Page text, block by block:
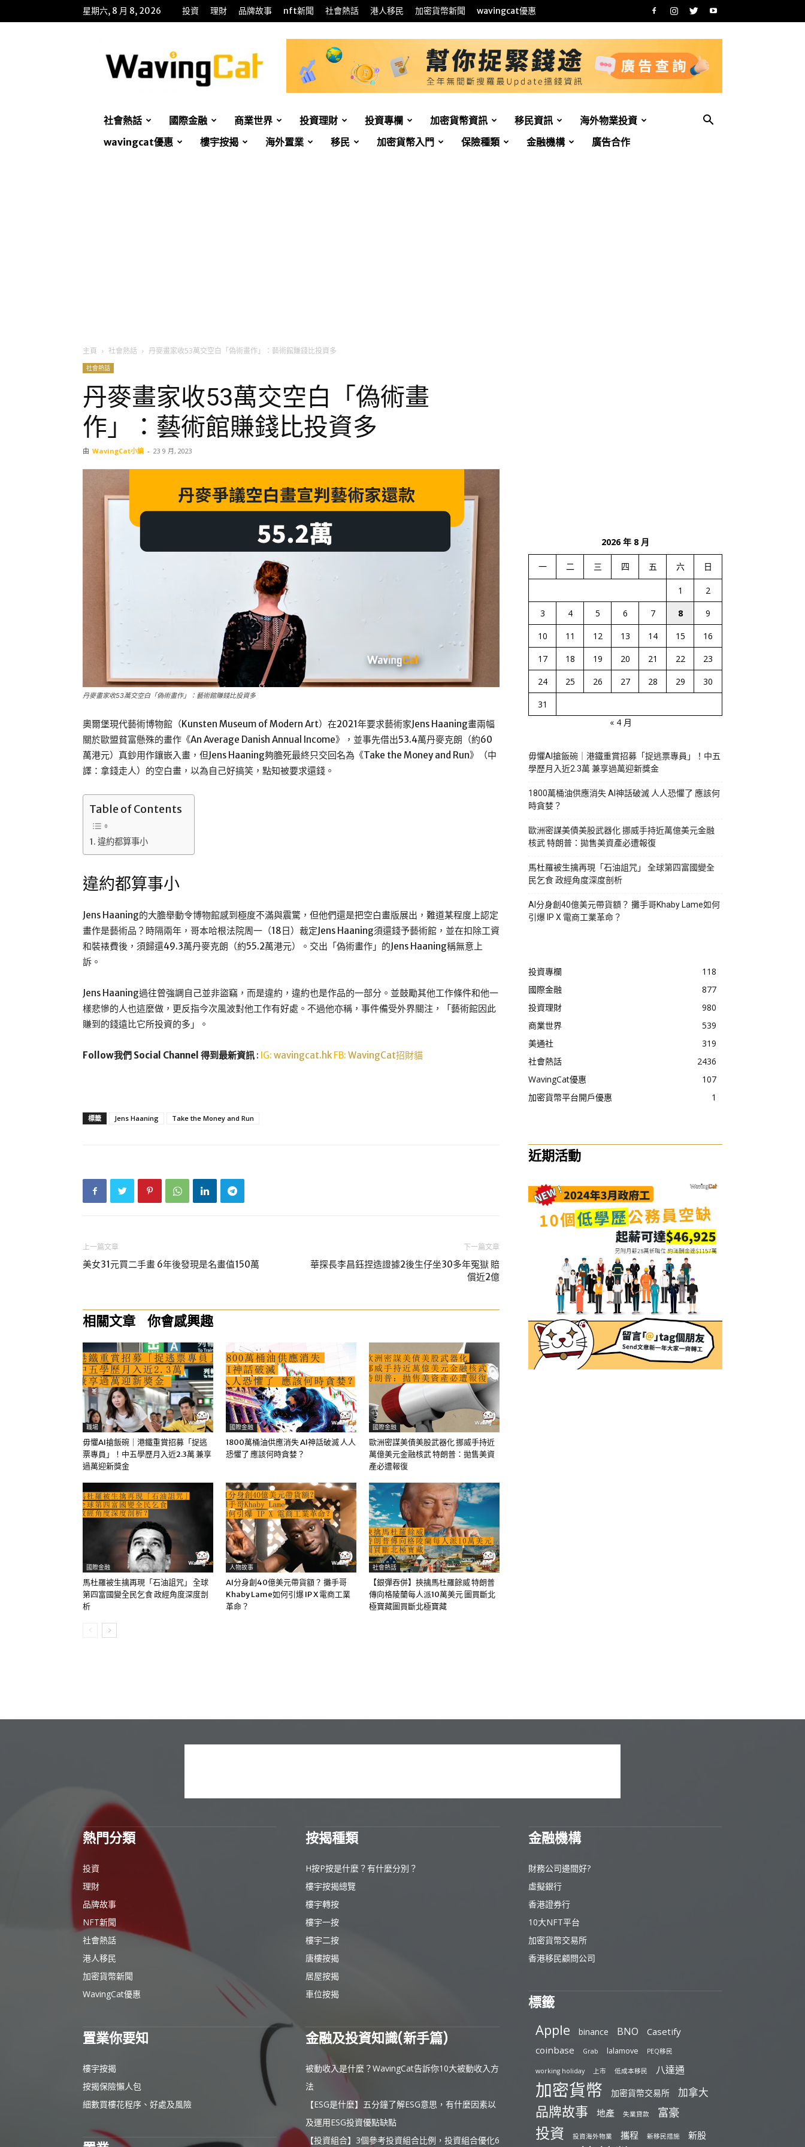
星期六, 8 月 8, 2026 投資 理財 品牌故事 nft新聞 社會熱話 港人移民 加密貨幣新聞 wavingcat優惠
招
財
貓
社會熱話 國際金融 商業世界 投資理財 投資專欄 加密貨幣資訊 移民資訊
海外物業投資
wavingcat優惠
樓宇按揭 海外置業 移民 加密貨幣入門 保險種類 金融機構 廣告合作
主頁 社會熱話 丹麥畫家收53萬交空白「偽術畫作」：藝術館賺錢比投資多
社會熱話
丹麥畫家收53萬交空白「偽術畫
作」：藝術館賺錢比投資多
由 WavingCat小編 - 23 9 月, 2023
丹麥畫家收53萬交空白「偽術畫作」：藝術館賺錢比投資多
奧爾堡現代藝術博物館（Kunsten Museum of Modern Art）在2021年要求藝術家Jens Haaning畫兩幅
關於歐盟貧富懸殊的畫作《An Average Danish Annual Income》，並事先借出53.4萬丹麥克朗（約60
萬港元）真鈔用作鑲嵌入畫，但Jens Haaning夠膽死最終只交回名為《Take the Money and Run》（中
譯：拿錢走人）的空白畫，以為自己好搞笑，點知被要求還錢。
Table of Contents
違約都算事小
違約都算事小
Jens Haaning的大膽舉動令博物館感到極度不滿與震驚，但他們還是把空白畫版展出，難道某程度上認定
畫作是藝術品？時隔兩年，哥本哈根法院周一（18日）裁定Jens Haaning須還錢予藝術館，並在扣除工資
和裝裱費後，須歸還49.3萬丹麥克朗（約55.2萬港元）。交出「偽術畫作」的Jens Haaning稱無意上
訴。
Jens Haaning過往曾強調自己並非盜竊，而是違約，違約也是作品的一部分。並鼓勵其他工作條件和他一
樣悲慘的人也這麼做，更反指今次風波對他工作有好處。不過他亦稱，事件備受外界關注，「藝術館因此
賺到的錢遠比它所投資的多」。
Follow我們 Social Channel 得到最新資訊 : IG: wavingcat.hkFB: WavingCat招財貓
標籤 Jens Haaning Take the Money and Run
上一篇文章
美女31元買二手畫 6年後發現是名畫值150萬
下一篇文章
華探長李昌鈺捏造證據2後生仔坐30多年冤獄 賠
償近2億
相關文章 你會感興趣
職場
毋懼AI搶飯碗｜港鐵重賞招募「捉逃
票專員」！中五學歷月入近2.3萬 兼享
過萬迎新獎金
國際金融
1800萬桶油供應消失 AI神話破滅 人人
恐懼了 應該何時貪婪？
國際金融
歐洲密謀美債美股武器化 挪威手持近
萬億美元金融核武 特朗普：拋售美資
產必遭報復
國際金融
馬杜羅被生擒再現「石油詛咒」 全球
第四富國變全民乞食 政經角度深度剖
析
人物故事
AI分身創40億美元帶貨額？ 攤手哥
Khaby Lame如何引爆 IP X 電商工業
革命？
社會熱話
【銀彈吞併】挾擒馬杜羅餘威 特朗普
傳向格陵蘭每人派10萬美元 圖買斷北
極寶藏圖買斷北極寶藏
2026 年 8 月
一 二 三 四 五 六 日
1
2
3
4 5 6 7 8
9
10
11 12 13 14 15
16
17
18 19 20 21 22
23
24
25 26 27 28 29
30
31
« 4 月
毋懼AI搶飯碗｜港鐵重賞招募「捉逃票專員」！中五
學歷月入近2.3萬 兼享過萬迎新獎金
1800萬桶油供應消失 AI神話破滅 人人恐懼了 應該何
時貪婪？
歐洲密謀美債美股武器化 挪威手持近萬億美元金融
核武 特朗普：拋售美資產必遭報復
馬杜羅被生擒再現「石油詛咒」 全球第四富國變全
民乞食 政經角度深度剖析
AI分身創40億美元帶貨額？ 攤手哥Khaby Lame如何
引爆 IP X 電商工業革命？
投資專欄
118
國際金融
877
投資理財
980
商業世界
539
美通社
319
社會熱話
2436
WavingCat優惠
107
加密貨幣平台開戶優惠
1
近期活動
熱門分類
投資
理財
品牌故事
NFT新聞
社會熱話
港人移民
加密貨幣新聞
WavingCat優惠
置業你要知
樓宇按揭
按揭保險懶人包
細數買樓花程序、好處及風險
按揭種類
H按P按是什麼？有什麼分別？
樓宇按揭總覽
樓宇轉按
樓宇一按
樓宇二按
唐樓按揭
居屋按揭
車位按揭
金融及投資知識(新手篇)
被動收入是什麼？WavingCat告訴你10大被動收入方
法
【ESG是什麼】五分鐘了解ESG意思，有什麼因素以
及運用ESG投資優點缺點
【投資組合】3個參考投資組合比例，投資組合優化6
金融機構
財務公司邊間好?
虛擬銀行
香港證券行
10大NFT平台
加密貨幣交易所
香港移民顧問公司
標籤
Apple binance BNO
Casetify
coinbase
Grab lalamove PEQ移民
working holiday 上市 低成本移民 八達通
加密貨幣 加密貨幣交易所 加拿大
品牌故事 地產 失業貸款 富豪
投資 投資海外物業 攜程 新移民措施 新股